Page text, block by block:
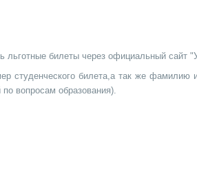
льготные билеты через официальный сайт
студенческого билета,а так же
вопросам образования).